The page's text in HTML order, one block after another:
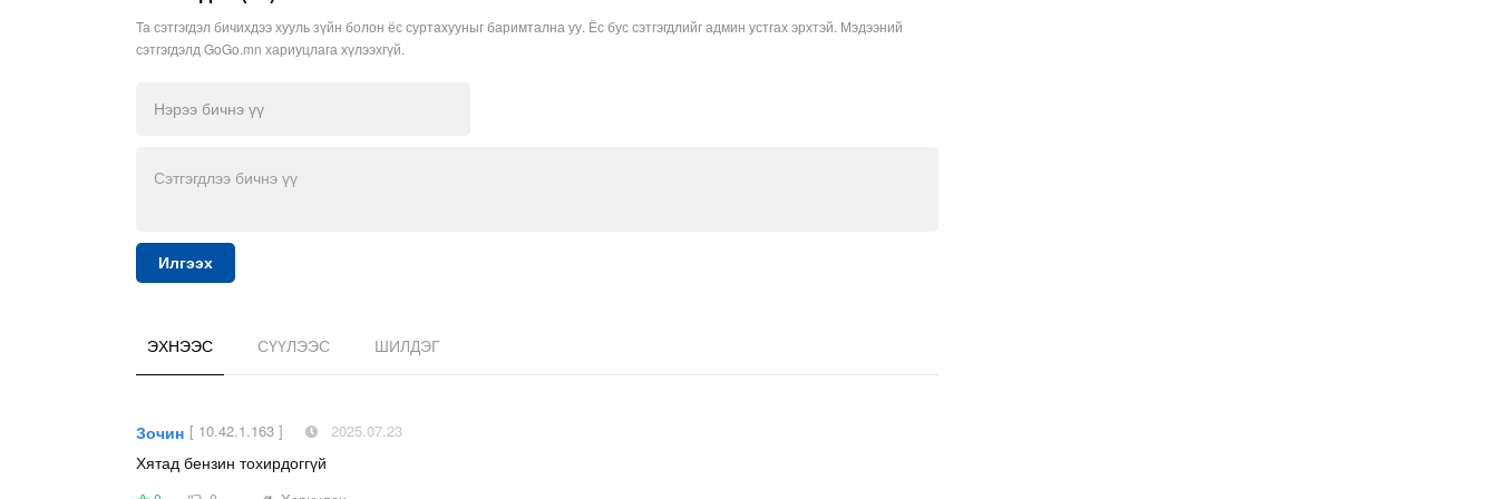
Та сэтгэгдэл бичихдээ хууль зүйн болон ёс суртахууныг баримтална уу. Ёс бус сэтгэгдлийг админ устгах эрхтэй. Мэдээний
сэтгэгдэлд GoGo.mn хариуцлага хүлээхгүй.
Илгээх
ЭХНЭЭС СҮҮЛЭЭС ШИЛДЭГ
Зочин [ 10.42.1.163 ] 2025.07.23
Хятад бензин тохирдоггүй